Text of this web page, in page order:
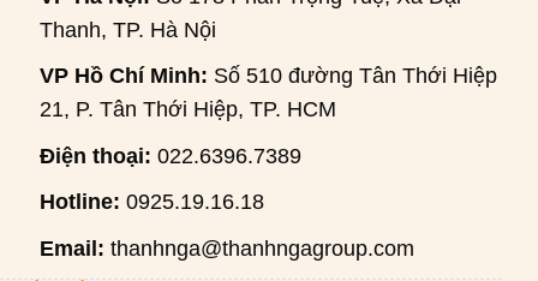
Thanh, TP. Hà Nội
VP Hồ Chí Minh: Số 510 đường Tân Thới Hiệp
21, P. Tân Thới Hiệp, TP. HCM
Điện thoại: 022.6396.7389
Hotline: 0925.19.16.18
Email: thanhnga@thanhngagroup.com